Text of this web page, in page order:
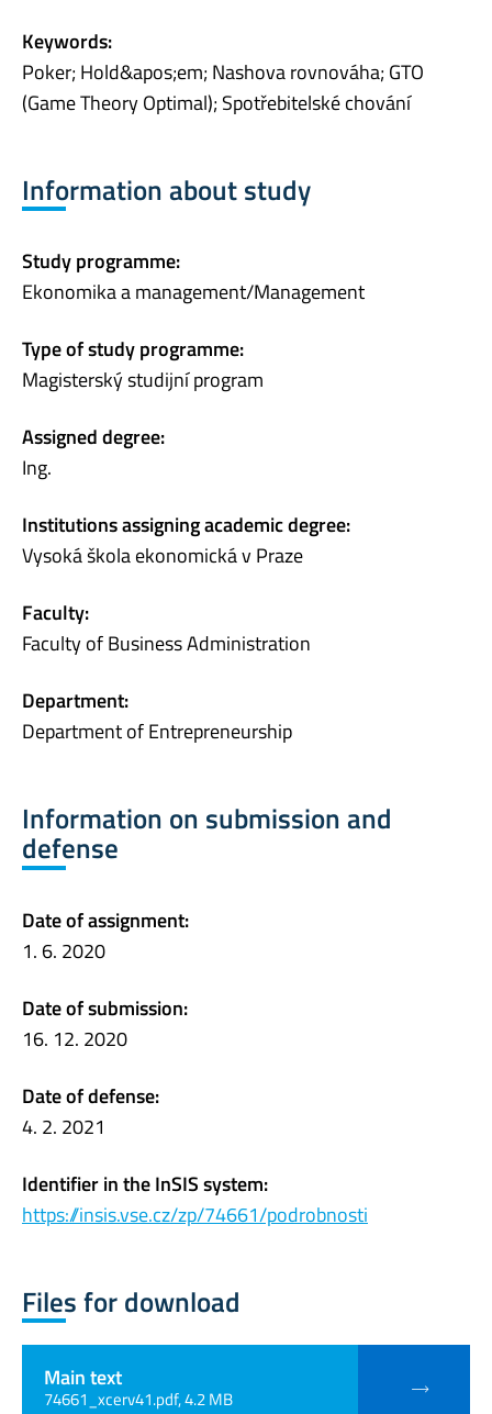
Keywords:
Poker; Hold&apos;em; Nashova rovnováha; GTO
(Game Theory Optimal); Spotřebitelské chování
Information about study
Study programme:
Ekonomika a management/Management
Type of study programme:
Magisterský studijní program
Assigned degree:
Ing.
Institutions assigning academic degree:
Vysoká škola ekonomická v Praze
Faculty:
Faculty of Business Administration
Department:
Department of Entrepreneurship
Information on submission and
defense
Date of assignment:
1. 6. 2020
Date of submission:
16. 12. 2020
Date of defense:
4. 2. 2021
Identifier in the InSIS system:
https://insis.vse.cz/zp/74661/podrobnosti
Files for download
Main text
74661_xcerv41.pdf, 4.2 MB